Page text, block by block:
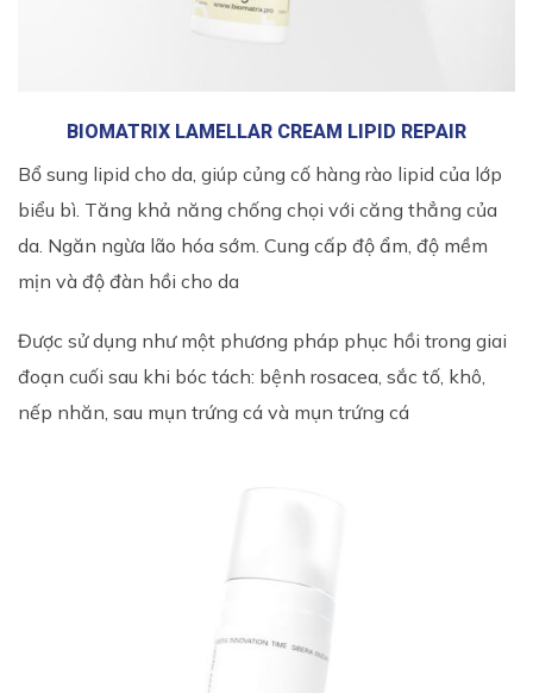
BIOMATRIX LAMELLAR CREAM LIPID REPAIR
Bổ sung lipid cho da, giúp củng cố hàng rào lipid của lớp
biểu bì. Tăng khả năng chống chọi với căng thẳng của
da. Ngăn ngừa lão hóa sớm. Cung cấp độ ẩm, độ mềm
mịn và độ đàn hồi cho da
Được sử dụng như một phương pháp phục hồi trong giai
đoạn cuối sau khi bóc tách: bệnh rosacea, sắc tố, khô,
nếp nhăn, sau mụn trứng cá và mụn trứng cá